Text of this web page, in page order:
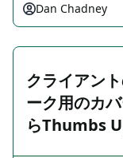
Dan Chadney
クライアン
ーク用のカ
らThumbs